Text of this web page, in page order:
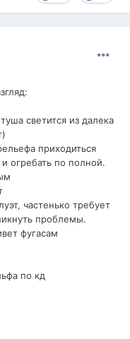
светится из далека
приходиться
огребать по полной.
частенько требует
проблемы.
фугасам
по кд